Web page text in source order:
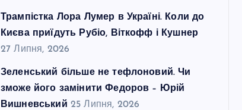
Трампістка Лора Лумер в Україні. Коли до
Києва приїдуть Рубіо, Віткофф і Кушнер
27 Липня, 2026
Зеленський більше не тефлоновий. Чи
зможе його замінити Федоров – Юрій
Вишневський 25 Липня, 2026